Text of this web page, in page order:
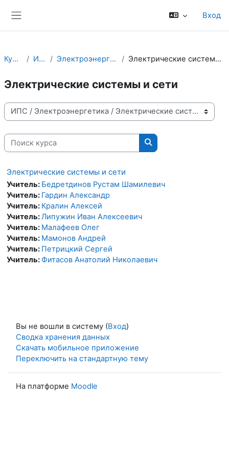
Вход
Курсы ИПС Электроэнергетика Электрические системы и сети
Электрические системы и сети
Категории курсов
Поиск курса
Поиск курса
Электрические системы и сети
Учитель: Бедретдинов Рустам Шамилевич
Учитель: Гардин Александр
Учитель: Кралин Алексей
Учитель:Липужин Иван Алексеевич
Учитель: Малафеев Олег
Учитель: Мамонов Андрей
Учитель: Петрицкий Сергей
Учитель: Фитасов Анатолий Николаевич
Вы не вошли в систему (Вход)
Сводка хранения данных
Скачать мобильное приложение
Переключить на стандартную тему
На платформе Moodle